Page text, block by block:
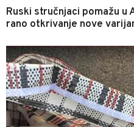
Ruski stručnjaci pomažu
rano otkrivanje nove